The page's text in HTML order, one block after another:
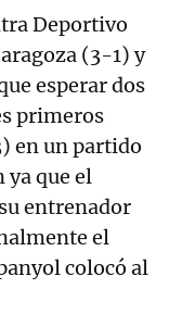
Deportivo
(3-1) y
esperar dos
primeros
en un partido
ya que el
entrenador
el
colocó al